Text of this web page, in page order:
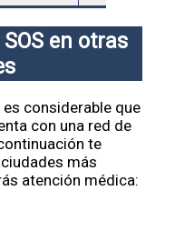
en otras
es considerable que
con una red de
te
más
atención médica: